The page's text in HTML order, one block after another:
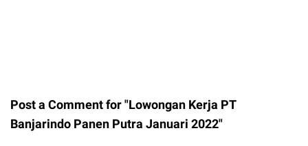
Post a Comment for "Lowongan Kerja PT
Banjarindo Panen Putra Januari 2022"